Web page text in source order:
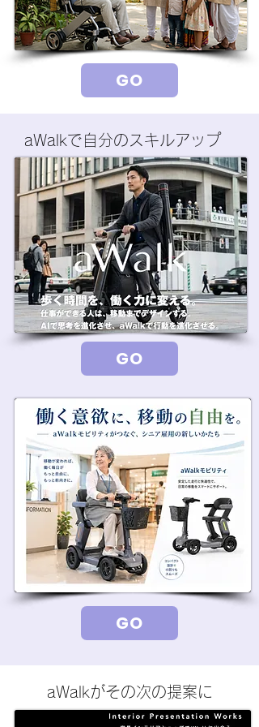
GO
aWalkで自分のスキルアップ
GO
GO
aWalkがその次の提案に